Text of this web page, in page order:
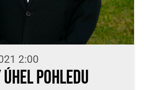
2:00
pohledu